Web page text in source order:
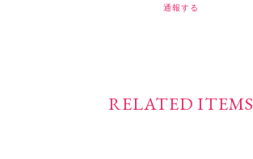
通報する
RELATED ITEMS